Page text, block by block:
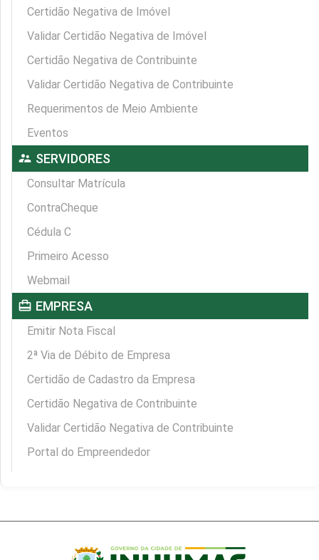
Certidão Negativa de Imóvel
Validar Certidão Negativa de Imóvel
Certidão Negativa de Contribuinte
Validar Certidão Negativa de Contribuinte
Requerimentos de Meio Ambiente
Eventos
supervisor_account SERVIDORES
Consultar Matrícula
ContraCheque
Cédula C
Primeiro Acesso
Webmail
card_travel EMPRESA
Emitir Nota Fiscal
2ª Via de Débito de Empresa
Certidão de Cadastro da Empresa
Certidão Negativa de Contribuinte
Validar Certidão Negativa de Contribuinte
Portal do Empreendedor